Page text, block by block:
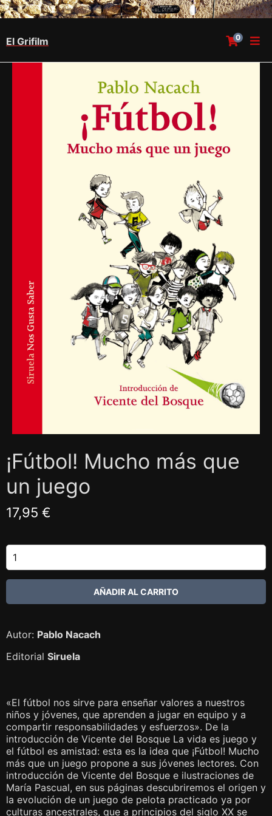
El Grifilm 0
¡Fútbol! Mucho más que
un juego
17,95 €
Autor: Pablo Nacach
Editorial Siruela
«El fútbol nos sirve para enseñar valores a nuestros
niños y jóvenes, que aprenden a jugar en equipo y a
compartir responsabilidades y esfuerzos». De la
introducción de Vicente del Bosque La vida es juego y
el fútbol es amistad: esta es la idea que ¡Fútbol! Mucho
más que un juego propone a sus jóvenes lectores. Con
introducción de Vicente del Bosque e ilustraciones de
María Pascual, en sus páginas descubriremos el origen y
la evolución de un juego de pelota practicado ya por
culturas ancestrales, que a principios del siglo XX se